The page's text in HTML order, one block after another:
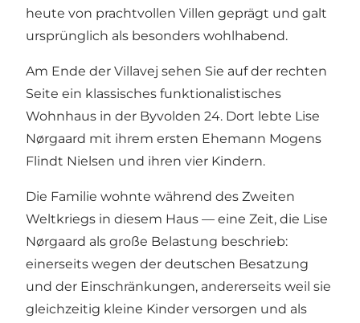
heute von prachtvollen Villen geprägt und galt
ursprünglich als besonders wohlhabend.
Am Ende der Villavej sehen Sie auf der rechten
Seite ein klassisches funktionalistisches
Wohnhaus in der Byvolden 24. Dort lebte Lise
Nørgaard mit ihrem ersten Ehemann Mogens
Flindt Nielsen und ihren vier Kindern.
Die Familie wohnte während des Zweiten
Weltkriegs in diesem Haus — eine Zeit, die Lise
Nørgaard als große Belastung beschrieb:
einerseits wegen der deutschen Besatzung
und der Einschränkungen, andererseits weil sie
gleichzeitig kleine Kinder versorgen und als